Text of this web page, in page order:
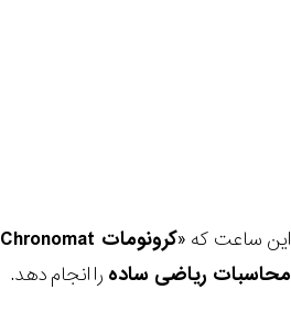
این ساعت که «کرونوماتChronomat
محاسبات ریاضی ساده را انجام دهد.